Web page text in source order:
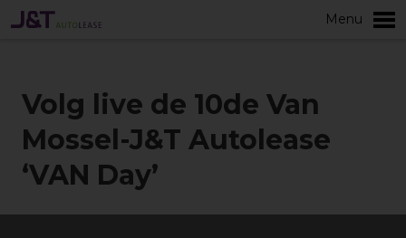
Menu
Volg live de 10de Van
Mossel-J&T Autolease
‘VAN Day’